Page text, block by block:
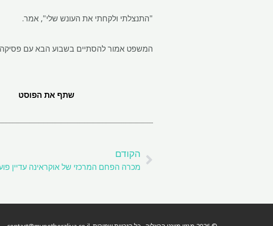
"התנצלתי ולקחתי את העונש שלי", אמר.
המשפט אמור להסתיים בשבוע הבא עם פסיקה
שתף את הפוסט
קודם
הקודם